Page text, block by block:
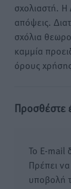
σχολιαστή. Η
απόψεις.
σχόλια
καμμία
όρους
Προσθέστε
Το E-mail
Πρέπει
υποβολή